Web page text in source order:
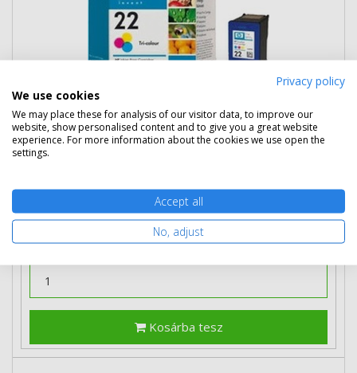
Több darabos ár
2 db 12 990 Ft (bruttó 16 497 Ft) / db
Rendelésre Mikor kapom meg?
Ingyenes szállítás
Kosárba tesz
Privacy policy
We use cookies
We may place these for analysis of our visitor data, to improve our
website, show personalised content and to give you a great website
experience. For more information about the cookies we use open the
settings.
Accept all
No, adjust